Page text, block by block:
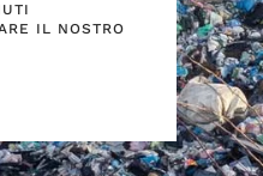
IL NOSTRO